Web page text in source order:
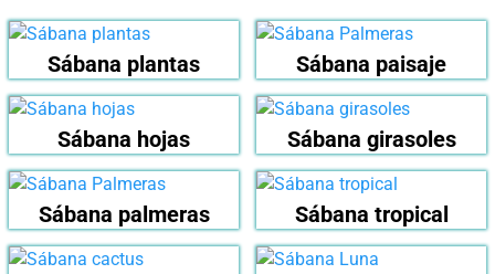
Sábana plantas Sábana paisaje
Sábana hojas Sábana girasoles
Sábana palmeras Sábana tropical